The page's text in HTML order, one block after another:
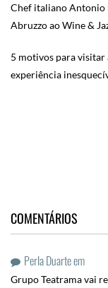
Chef italiano Antonio
Abruzzo ao Wine &
5 motivos para
experiência
COMENTÁRIOS
Perla Duarteem
Grupo Teatrama vai